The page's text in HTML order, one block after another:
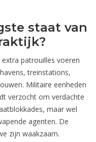
staat van
patrouilles voeren
treinstations,
Militaire eenheden
verzocht om verdachte
maar wel
agenten. De
zijn waakzaam.